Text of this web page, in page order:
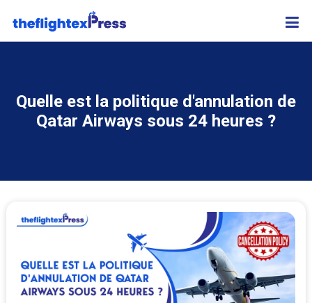
Quelle est la politique d'annulation de
Qatar Airways sous 24 heures ?